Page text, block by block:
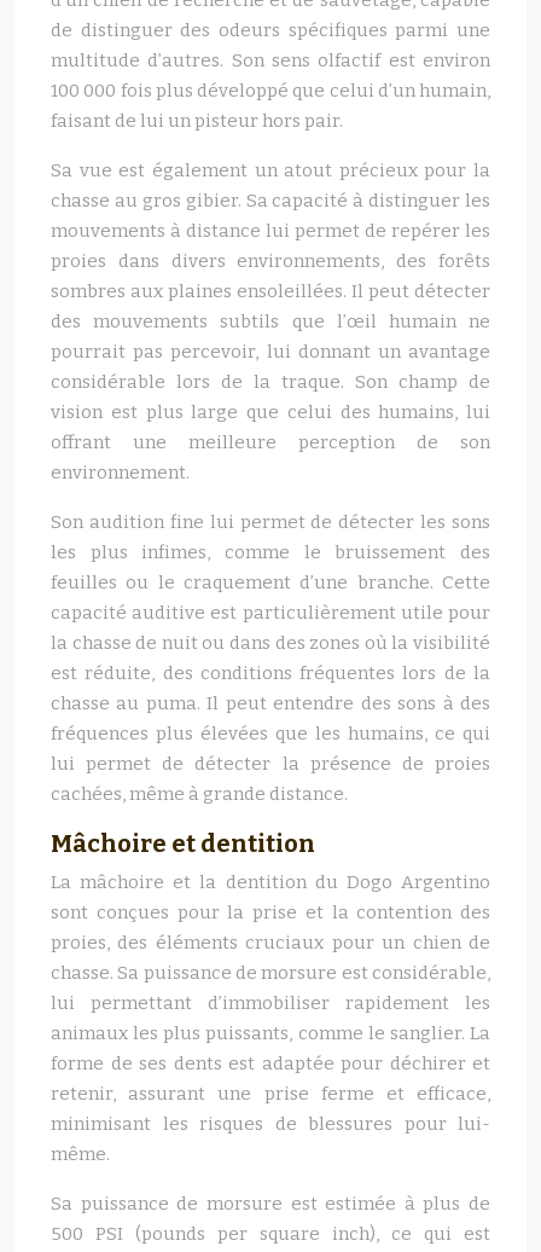
de distinguer des odeurs spécifiques parmi une
multitude d’autres. Son sens olfactif est environ
100 000 fois plus développé que celui d’un humain,
faisant de lui un pisteur hors pair.
Sa vue est également un atout précieux pour la
chasse au gros gibier. Sa capacité à distinguer les
mouvements à distance lui permet de repérer les
proies dans divers environnements, des forêts
sombres aux plaines ensoleillées. Il peut détecter
des mouvements subtils que l’œil humain ne
pourrait pas percevoir, lui donnant un avantage
considérable lors de la traque. Son champ de
vision est plus large que celui des humains, lui
offrant une meilleure perception de son
environnement.
Son audition fine lui permet de détecter les sons
les plus infimes, comme le bruissement des
feuilles ou le craquement d’une branche. Cette
capacité auditive est particulièrement utile pour
la chasse de nuit ou dans des zones où la visibilité
est réduite, des conditions fréquentes lors de la
chasse au puma. Il peut entendre des sons à des
fréquences plus élevées que les humains, ce qui
lui permet de détecter la présence de proies
cachées, même à grande distance.
Mâchoire et dentition
La mâchoire et la dentition du Dogo Argentino
sont conçues pour la prise et la contention des
proies, des éléments cruciaux pour un chien de
chasse. Sa puissance de morsure est considérable,
lui permettant d’immobiliser rapidement les
animaux les plus puissants, comme le sanglier. La
forme de ses dents est adaptée pour déchirer et
retenir, assurant une prise ferme et efficace,
minimisant les risques de blessures pour lui-
même.
Sa puissance de morsure est estimée à plus de
500 PSI (pounds per square inch), ce qui est